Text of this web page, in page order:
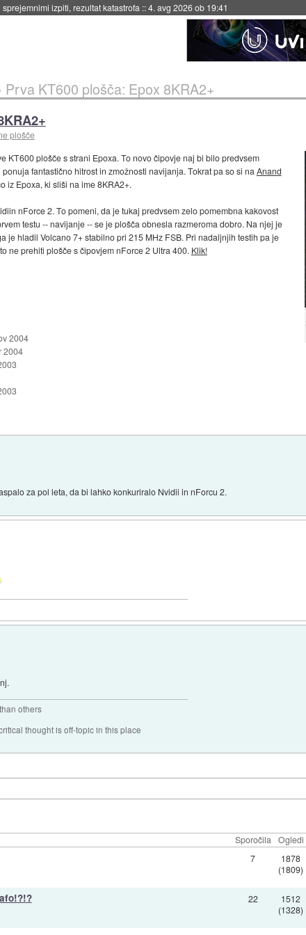
izpiti, rezultat katastrofa ::4. avg 2026 ob 19:41
Prva KT600 plošča: Epox 8KRA2+
plošče
KT600 plošče s strani Epoxa. To novo čipovje naj bi bilo predvsem
fantastično hitrost in zmožnosti navijanja. Tokrat pa so si na Anand
iz Epoxa, ki sliši na ime 8KRA2+.
nForce 2. To pomeni, da je tukaj predvsem zelo pomembna kakovost
testu -- navijanje -- se je plošča obnesla razmeroma dobro. Na njej je
je hladil Volcano 7+ stabilno pri 215 MHz FSB. Pri nadaljnjih testih pa je
ne prehiti plošče s čipovjem nForce 2 Ultra 400. Klik!
2004
2004
za pol leta, da bi lahko konkuriralo Nvidii in nForcu 2.
others
thought is off-topic in this place
Sporočila Ogledi
7
1878
(1809)
22
1512
(1328)